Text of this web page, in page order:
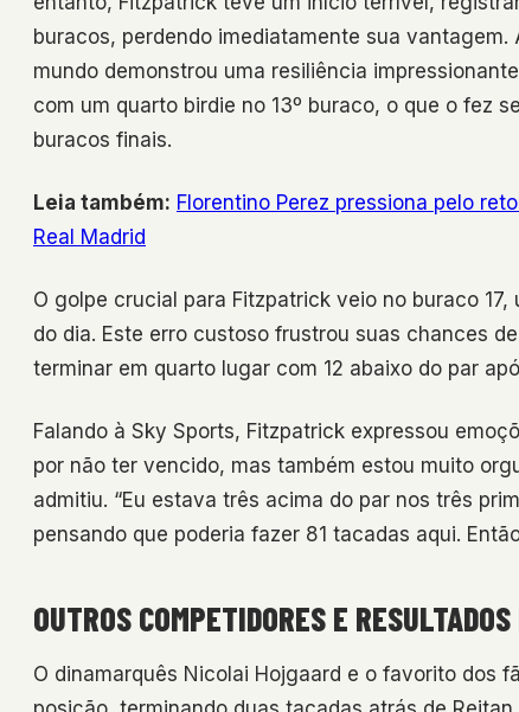
buracos, perdendo imediatamente sua
mundo demonstrou uma resiliência
com um quarto birdie no 13º buraco, o que o fez
buracos finais.
Leia também: Florentino Perez pressiona pelo
Real Madrid
O golpe crucial para Fitzpatrick veio no buraco
do dia. Este erro custoso frustrou suas chances
terminar em quarto lugar com 12 abaixo do par
Falando à Sky Sports, Fitzpatrick expressou
por não ter vencido, mas também estou muito
admitiu. “Eu estava três acima do par nos três
pensando que poderia fazer 81 tacadas aqui.
OUTROS COMPETIDORES E
O dinamarquês Nicolai Hojgaard e o favorito dos